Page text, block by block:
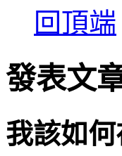
回頂端
發表文
我該如